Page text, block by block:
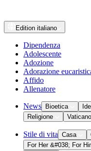
Edition italiano
Dipendenza
Adolescente
Adozione
Adorazione
Affido
Allenatore
News Bioetica
Religione
Vaticano
Stile di vita Casa
For Her &#038; For